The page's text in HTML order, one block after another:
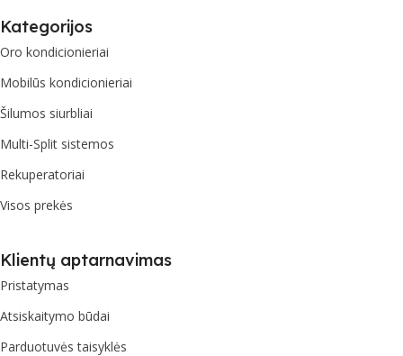
Kategorijos
Oro kondicionieriai
Mobilūs kondicionieriai
Šilumos siurbliai
Multi-Split sistemos
Rekuperatoriai
Visos prekės
Klientų aptarnavimas
Pristatymas
Atsiskaitymo būdai
Parduotuvės taisyklės